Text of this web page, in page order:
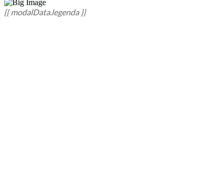
{{ modalData.legenda }}